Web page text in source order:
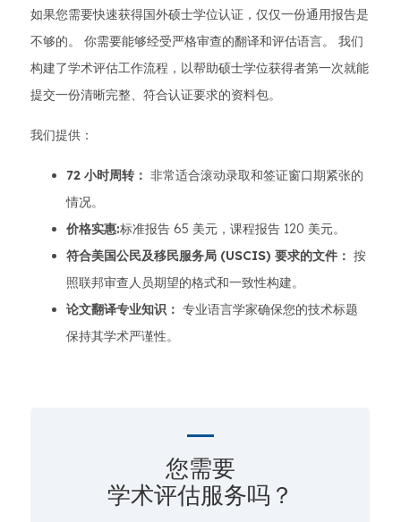
如果您需要快速获得国外硕士学位认证，仅仅一份通用报告是
不够的。 你需要能够经受严格审查的翻译和评估语言。 我们
构建了学术评估工作流程，以帮助硕士学位获得者第一次就能
提交一份清晰完整、符合认证要求的资料包。
我们提供：
72 小时周转： 非常适合滚动录取和签证窗口期紧张的
情况。
价格实惠:标准报告 65 美元，课程报告 120 美元。
符合美国公民及移民服务局 (USCIS) 要求的文件： 按
照联邦审查人员期望的格式和一致性构建。
论文翻译专业知识： 专业语言学家确保您的技术标题
保持其学术严谨性。
您需要
学术评估服务吗？